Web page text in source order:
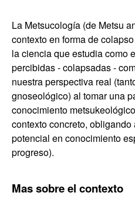
La Metsucología (de Metsu
contexto en forma de
la ciencia que estudia como
percibidas - colapsadas -
nuestra perspectiva real
gnoseológico) al tomar una
conocimiento
contexto concreto,
potencial en conocimiento
progreso).
Mas sobre el contexto